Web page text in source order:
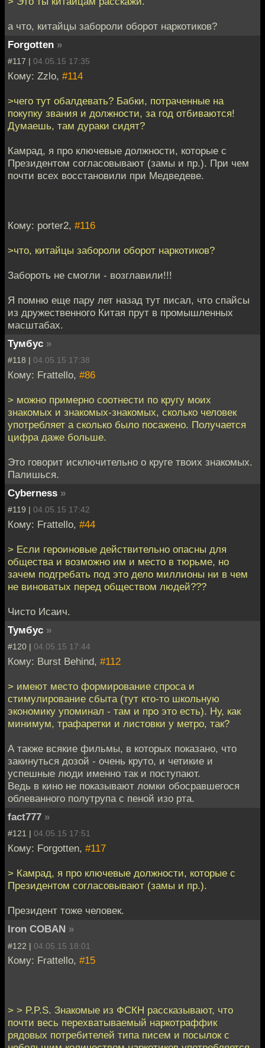
а что, китайцы забороли оборот наркотиков?
Forgotten »
#117 | 04.05.15 17:35
Кому: Zzlo, #114
>чего тут обалдевать? Бабки, потраченные на
покупку звания и должности, за год отбиваются!
Думаешь, там дураки сидят?
Камрад, я про ключевые должности, которые с
Президентом согласовывают (замы и пр.). При чем
почти всех восстановили при Медведеве.
Кому: porter2, #116
>что, китайцы забороли оборот наркотиков?
Забороть не смогли - возглавили!!!
Я помню еще пару лет назад тут писал, что спайсы
из дружественного Китая прут в промышленных
масштабах.
Тумбус »
#118 | 04.05.15 17:38
Кому: Frattello, #86
> можно примерно соотнести по кругу моих
знакомых и знакомых-знакомых, сколько человек
употребляет а сколько было посажено. Получается
цифра даже больше.
Это говорит исключительно о круге твоих знакомых.
Палишься.
Cyberness »
#119 | 04.05.15 17:42
Кому: Frattello, #44
> Если героиновые действительно опасны для
общества и возможно им и место в тюрьме, но
зачем подгребать под это дело миллионы ни в чем
не виноватых перед обществом людей???
Чисто Исаич.
Тумбус »
#120 | 04.05.15 17:44
Кому: Burst Behind, #112
> имеют место формирование спроса и
стимулирование сбыта (тут кто-то школьную
экономику упоминал - там и про это есть). Ну, как
минимум, трафаретки и листовки у метро, так?
А также всякие фильмы, в которых показано, что
закинуться дозой - очень круто, и четикие и
успешные люди именно так и поступают.
Ведь в кино не показывают ломки обосравшегося
облеванного полутрупа с пеной изо рта.
fact777 »
#121 | 04.05.15 17:51
Кому: Forgotten, #117
> Камрад, я про ключевые должности, которые с
Президентом согласовывают (замы и пр.).
Президент тоже человек.
Iron COBAN »
#122 | 04.05.15 18:01
Кому: Frattello, #15
> > P.P.S. Знакомые из ФСКН рассказывают, что
почти весь перехватываемый наркотраффик
рядовых потребителей типа писем и посылок с